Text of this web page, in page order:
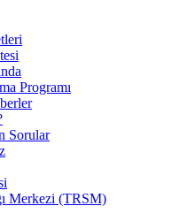
Programı
Sorular
Merkezi (TRSM)